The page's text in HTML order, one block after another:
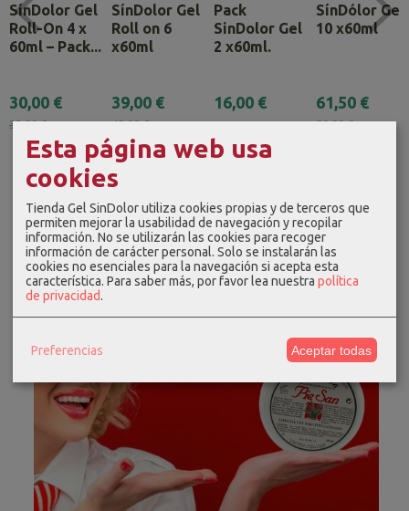
SínDolor Gel
Roll-On 4 x
60ml – Pack...
30,00 €
32,00 €
SínDolor Gel
Roll on 6
x60ml
39,00 €
48,00 €
Pack
SinDolor Gel
2 x60ml.
16,00 €
SínDólor Gel
10 x60ml
61,50 €
80,00 €
Esta página web usa
cookies
Tienda Gel SinDolor utiliza cookies propias y de terceros que
permiten mejorar la usabilidad de navegación y recopilar
información. No se utilizarán las cookies para recoger
información de carácter personal. Solo se instalarán las
cookies no esenciales para la navegación si acepta esta
característica. Para saber más, por favor lea nuestra política
de privacidad.
Preferencias Aceptar todas